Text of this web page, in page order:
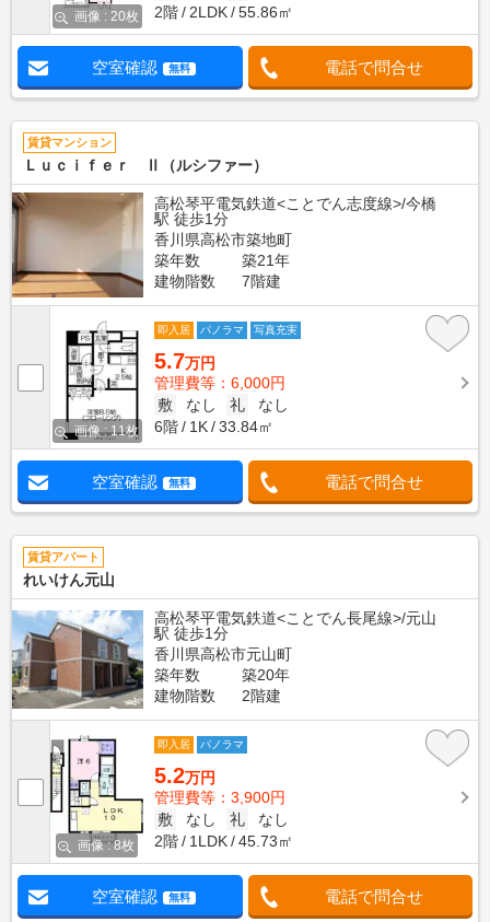
画像 : 20枚
2階
2LDK 55.86㎡
空室確認 無料 電話で問合せ
賃貸マンション
Ｌｕｃｉｆｅｒ Ⅱ（ルシファー）
高松琴平電気鉄道<ことでん志度線>/今橋
駅 徒歩1分
香川県高松市築地町
築年数
築21年
建物階数
7階建
画像 : 11枚
即入居 パノラマ 写真充実
5.7万円
管理費等：6,000円
敷
なし 礼
なし
6階
1K 33.84㎡
空室確認 無料 電話で問合せ
賃貸アパート
れいけん元山
高松琴平電気鉄道<ことでん長尾線>/元山
駅 徒歩1分
香川県高松市元山町
築年数
築20年
建物階数
2階建
画像 : 8枚
即入居 パノラマ
5.2万円
管理費等：3,900円
敷
なし 礼
なし
2階
1LDK 45.73㎡
空室確認 無料 電話で問合せ